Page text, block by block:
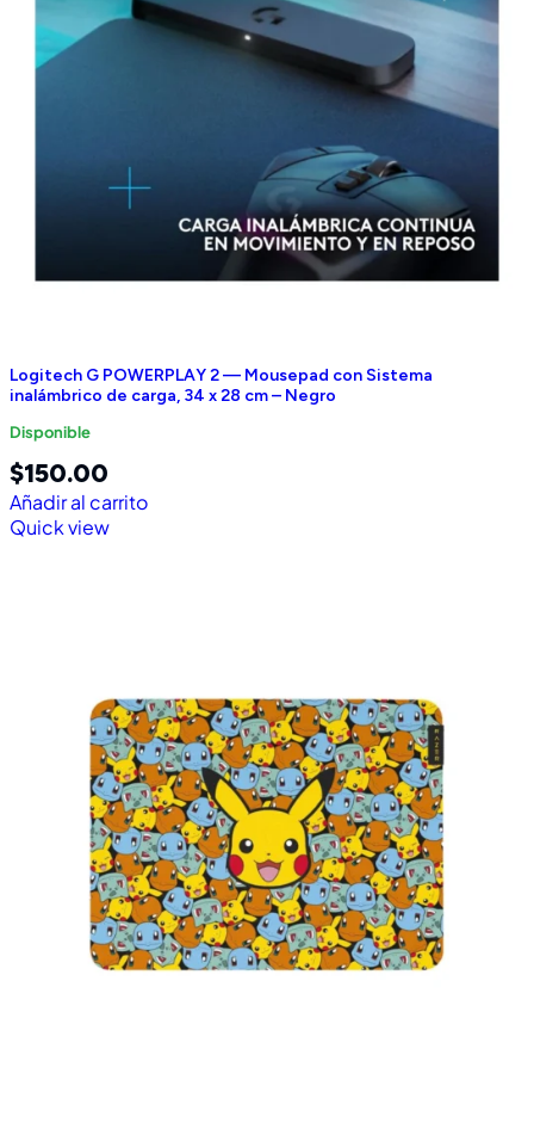
Logitech G POWERPLAY 2 — Mousepad con Sistema
inalámbrico de carga, 34 x 28 cm – Negro
Disponible
$150.00
Añadir al carrito
Quick view